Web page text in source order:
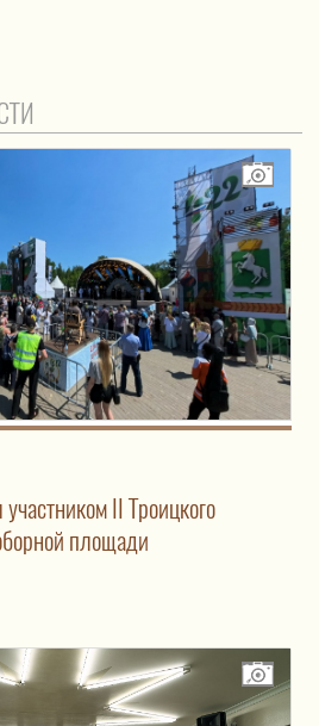
II Троицкого
площади